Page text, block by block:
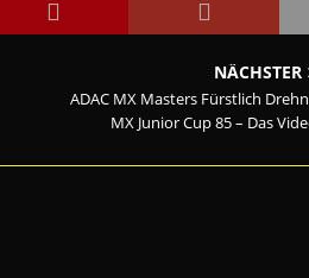
NÄCHSTER
ADAC MX Masters Fürstlich
MX Junior Cup 85 – Das